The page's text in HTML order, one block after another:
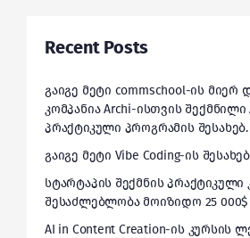
Recent Posts
გაიგე მეტი commschool-ის
კომპანია Archi-ისთვის შექმნილი
პრაქტიკული პროგრამის შესახებ.
გაიგე მეტი Vibe Coding-ის შესახებ
სტარტაპის შექმნის პრაქტიკული
შესაძლებლობა მოიზიდო 25 000$
AI in Content Creation-ის კურსის